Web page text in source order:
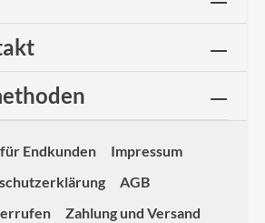
Endkunden
Impressum
AGB
Zahlung und Versand